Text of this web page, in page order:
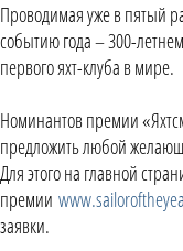
Проводимая уже в пятый
событию года – 300-
первого яхт-клуба в мире.
Номинантов премии
предложить любой
Для этого на главной
премии
заявки.